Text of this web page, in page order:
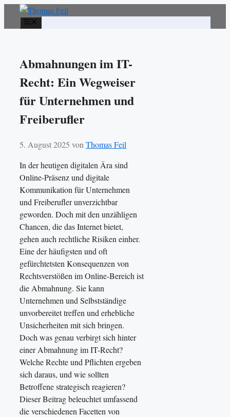
Abmahnungen im IT-
Recht: Ein Wegweiser
für Unternehmen und
Freiberufler
5. August 2025 von Thomas Feil
In der heutigen digitalen Ära sind
Online-Präsenz und digitale
Kommunikation für Unternehmen
und Freiberufler unverzichtbar
geworden. Doch mit den unzähligen
Chancen, die das Internet bietet,
gehen auch rechtliche Risiken einher.
Eine der häufigsten und oft
gefürchtetsten Konsequenzen von
Rechtsverstößen im Online-Bereich ist
die Abmahnung. Sie kann
Unternehmen und Selbstständige
unvorbereitet treffen und erhebliche
Unsicherheiten mit sich bringen.
Doch was genau verbirgt sich hinter
einer Abmahnung im IT-Recht?
Welche Rechte und Pflichten ergeben
sich daraus, und wie sollten
Betroffene strategisch reagieren?
Dieser Beitrag beleuchtet umfassend
die verschiedenen Facetten von